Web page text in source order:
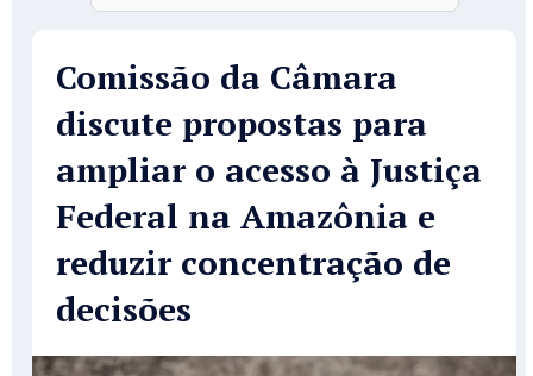
Comissão da Câmara
discute propostas para
ampliar o acesso à Justiça
Federal na Amazônia e
reduzir concentração de
decisões